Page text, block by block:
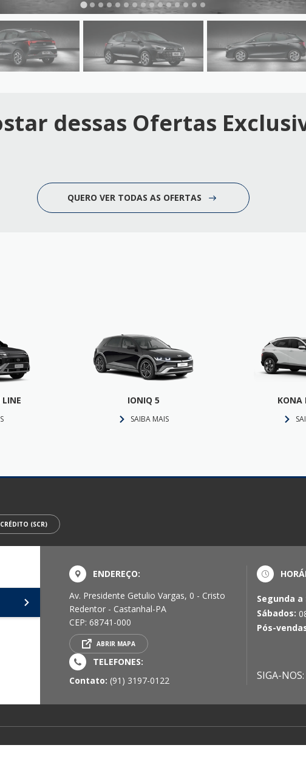
dessas Ofertas
QUERO VER TODAS AS OFERTAS
IONIQ 5
SAIBA MAIS
KONA
(SCR)
ENDEREÇO:
Av. Presidente Getulio Vargas, 0 - Cristo
Redentor - Castanhal-PA
CEP: 68741-000
ABRIR MAPA
TELEFONES:
Contato: (91) 3197-0122
Segunda a
Sábados:
Pós-
SIGA-NOS: